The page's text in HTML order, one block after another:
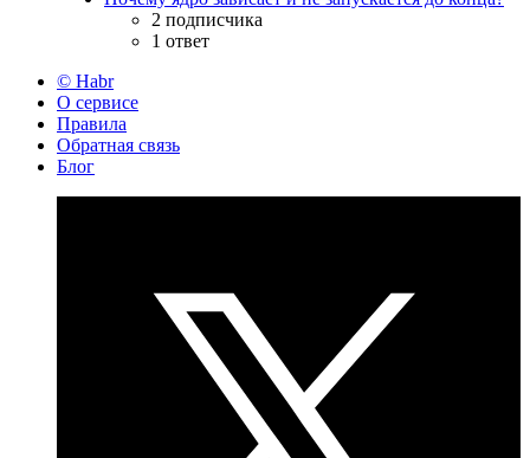
2 подписчика
1 ответ
© Habr
О сервисе
Правила
Обратная связь
Блог